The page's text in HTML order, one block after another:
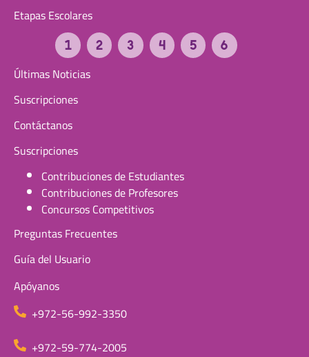
Etapas Escolares
Últimas Noticias
Suscripciones
Contáctanos
Suscripciones
Contribuciones de Estudiantes
Contribuciones de Profesores
Concursos Competitivos
Preguntas Frecuentes
Guía del Usuario
Apóyanos
+972-56-992-3350
+972-59-774-2005